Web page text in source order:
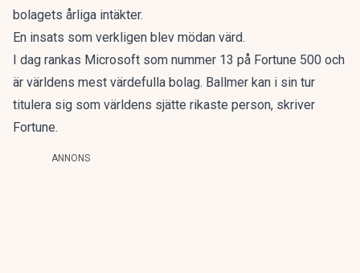
bolagets årliga intäkter.
En insats som verkligen blev mödan värd.
I dag rankas Microsoft som nummer 13 på Fortune 500 och
är världens mest värdefulla bolag. Ballmer kan i sin tur
titulera sig som världens sjätte rikaste person, skriver
Fortune.
ANNONS